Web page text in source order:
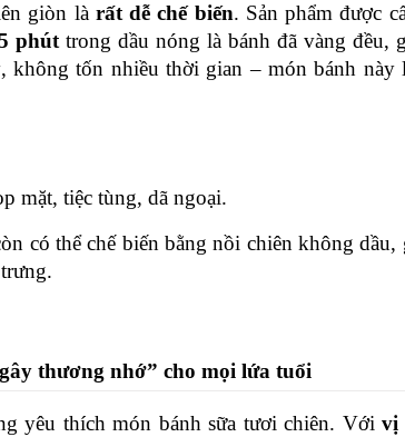
giòn là rất dễ chế biến. Sản phẩm được
phút trong dầu nóng là bánh đã vàng đều,
không tốn nhiều thời gian – món bánh này
mặt, tiệc tùng, dã ngoại.
có thể chế biến bằng nồi chiên không
thương nhớ” cho mọi lứa tuổi
yêu thích món bánh sữa tươi chiên. Với vị